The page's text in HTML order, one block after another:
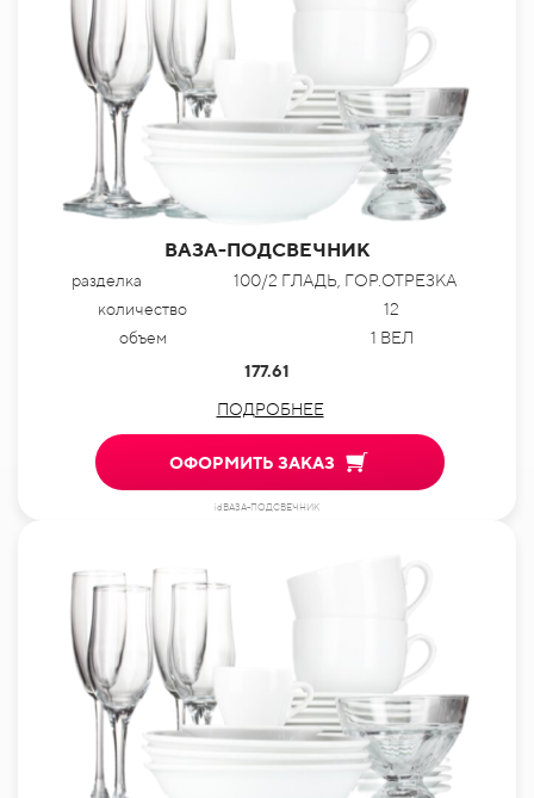
ВАЗА-ПОДСВЕЧНИК
разделка
100/2 ГЛАДЬ, ГОР.ОТРЕЗКА
количество
12
объем
1 ВЕЛ
177.61
ПОДРОБНЕЕ
ОФОРМИТЬ ЗАКАЗ
idВАЗА-ПОДСВЕЧНИК